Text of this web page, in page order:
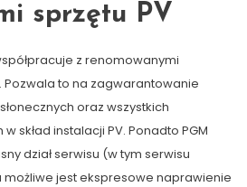
sprzętu PV
z renomowanymi
Pozwala to na zagwarantowanie
oraz wszystkich
skład instalacji PV. Ponadto PGM
dział serwisu (w tym serwisu
jest ekspresowe naprawienie